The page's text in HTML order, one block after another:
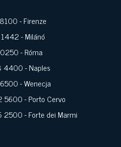
- Firenze
- Milánó
- Róma
4400- Naples
- Wenecja
5600- Porto Cervo
2500- Forte dei Marmi